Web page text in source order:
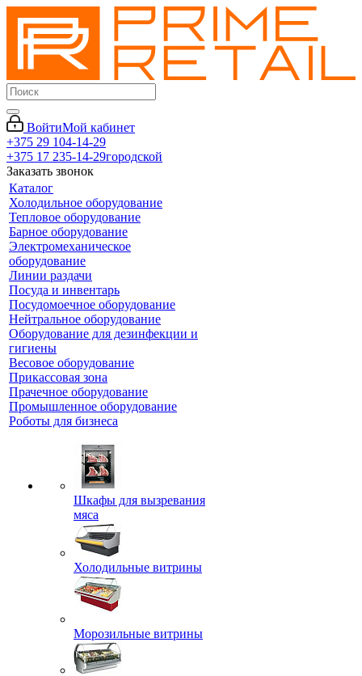
ВойтиМой кабинет
+375 29 104-14-29
+375 17 235-14-29городской
Заказать звонок
Каталог
Холодильное оборудование
Тепловое оборудование
Барное оборудование
Электромеханическое
оборудование
Линии раздачи
Посуда и инвентарь
Посудомоечное оборудование
Нейтральное оборудование
Оборудование для дезинфекции и
гигиены
Весовое оборудование
Прикассовая зона
Прачечное оборудование
Промышленное оборудование
Роботы для бизнеса
Шкафы для вызревания
мяса
Холодильные витрины
Морозильные витрины